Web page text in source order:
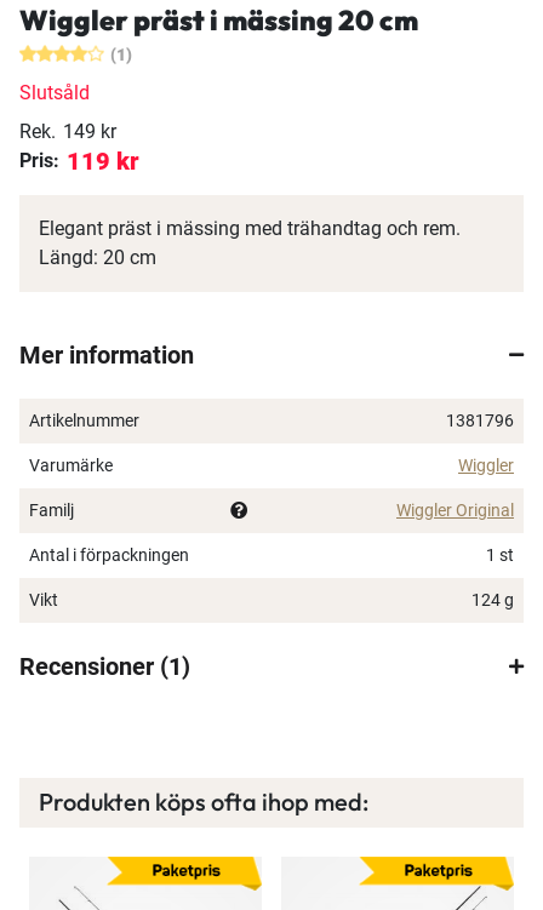
×
Wiggler präst i mässing 20 cm
(1)
Slutsåld
Rek. 149 kr
Pris: 119 kr
Elegant präst i mässing med trähandtag och rem.
Längd: 20 cm
Mer information
Artikelnummer 1381796
Varumärke Wiggler
Familj Wiggler Original
Antal i förpackningen 1 st
Vikt 124 g
Recensioner 1
Produkten köps ofta ihop med: